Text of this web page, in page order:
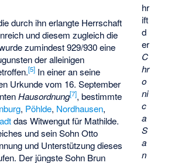
hr
ift
d
er
C
hr
o
ni
c
a
S
a
n
durch ihn erlangte Herrschaft
und diesem zugleich die
zumindest 929/930 eine
der alleinigen
[5] In einer an seine
Urkunde vom 16. September
Hausordnung[7], bestimmte
, Pöhlde, Nordhausen,
das Witwengut für Mathilde.
und sein Sohn Otto
und Unterstützung dieses
Der jüngste Sohn Brun